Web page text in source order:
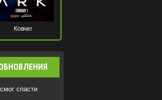
Ковчег
спасти